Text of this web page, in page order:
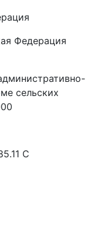
Федерация
сельских
C